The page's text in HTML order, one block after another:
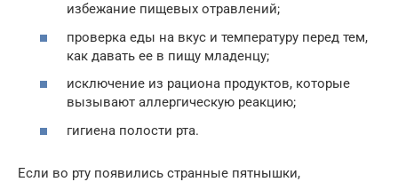
избежание пищевых отравлений;
проверка еды на вкус и температуру перед тем,
как давать ее в пищу младенцу;
исключение из рациона продуктов, которые
вызывают аллергическую реакцию;
гигиена полости рта.
Если во рту появились странные пятнышки,